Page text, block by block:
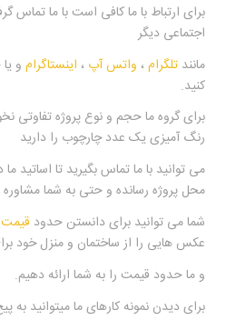
برای ارتباط با ما کافی است با ما تماس
اجتماعی دیگر
مانند تلگرام، واتس آپ ، اینستاگرامو یا
کنید.
برای گروه ما حجم و نوع پروژه تفاوتی
رنگ آمیزی یک عدد چارچوب را دارید
می توانید با ما تماس بگیرید تا اساتید
محل پروژه رسانده و حتی به شما مشاوره
شما می توانید برای دانستن حدود قیمت
عکس هایی را از ساختمان و منزل خود
و ما حدود قیمت را به شما ارائه دهیم.
برای دیدن نمونه کارهای ما میتوانید به